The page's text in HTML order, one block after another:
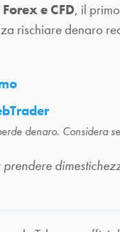
e CFD, il
rischiare denaro
denaro. Considera